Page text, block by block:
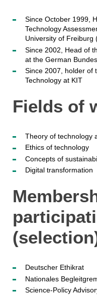
Since October 1999,
Technology
University of Freiburg
Since 2002, Head of
at the German
Since 2007, holder of
Technology at KIT
Fields of
Theory of technology
Ethics of technology
Concepts of
Digital transformation
Deutscher Ethikrat
Nationales
Science-Policy